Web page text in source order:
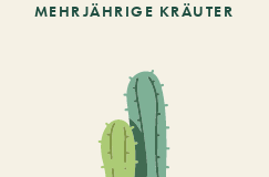
MEHRJÄHRIGE KRÄUTER